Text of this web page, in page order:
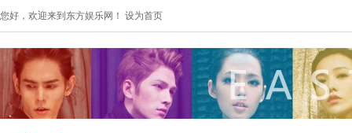
您好，欢迎来到东方娱乐网！ 设为首页